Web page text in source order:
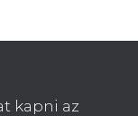
kapni az